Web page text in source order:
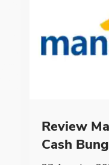
Review
Cash